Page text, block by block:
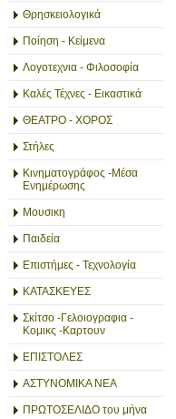
Θρησκειολογικά
Ποίηση - Κείμενα
Λογοτεχνια - Φιλοσοφία
Καλές Τέχνες - Εικαστικά
ΘΕΑΤΡΟ - ΧΟΡΟΣ
Στήλες
Κινηματογράφος -Μέσα
Ενημέρωσης
Μουσικη
Παιδεία
Επιστήμες - Τεχνολογία
ΚΑΤΑΣΚΕΥΕΣ
Σκίτσο -Γελοιογραφια -
Κομικς -Καρτουν
ΕΠΙΣΤΟΛΕΣ
ΑΣΤΥΝΟΜΙΚΑ ΝΕΑ
ΠΡΩΤΟΣΕΛΙΔΟ του μήνα